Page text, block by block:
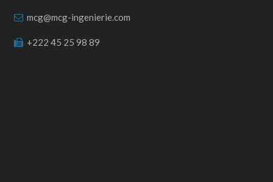
mcg@mcg-ingenierie.com
+222 45 25 98 89